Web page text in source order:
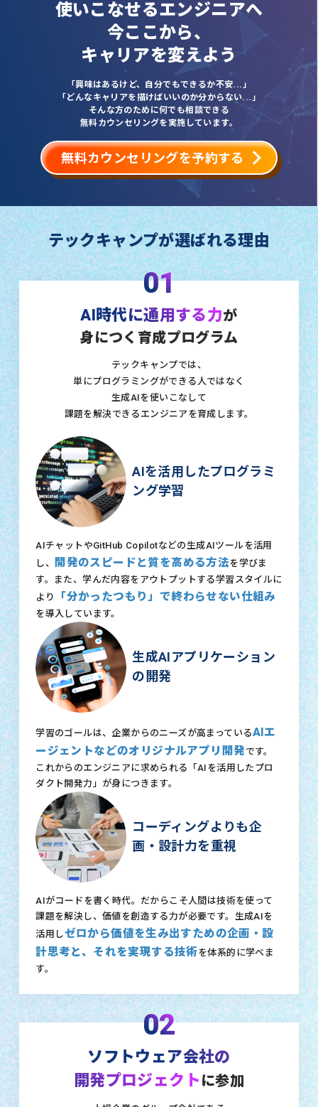
使いこなせるエンジニアへ
今ここから、
キャリアを変えよう
「興味はあるけど、自分でもできるか不安...」
「どんなキャリアを描けばいいのか分からない...」
そんな方のために何でも相談できる
無料カウンセリングを実施しています。
無料カウンセリングを予約する
テックキャンプが選ばれる理由
01
AI時代に通用する力が
身につく育成プログラム
テックキャンプでは、
単にプログラミングができる人ではなく
生成AIを使いこなして
課題を解決できるエンジニアを育成します。
AIを活用したプログラミ
ング学習
AIチャットやGitHub Copilotなどの生成AIツールを活用
し、
開発のスピードと質を高める方法を学びま
す。また、学んだ内容をアウトプットする学習スタイルに
より
「分かったつもり」で終わらせない仕組み
を導入しています。
生成AIアプリケーション
の開発
学習のゴールは、企業からのニーズが高まっているAIエ
ージェントなどのオリジナルアプリ開発です。
これからのエンジニアに求められる「AIを活用したプロ
ダクト開発力」が身につきます。
コーディングよりも企
画・設計力を重視
AIがコードを書く時代。だからこそ人間は技術を使って
課題を解決し、価値を創造する力が必要です。生成AIを
活用しゼロから価値を生み出すための企画・設
計思考と、それを実現する技術を体系的に学べま
す。
02
ソフトウェア会社の
開発プロジェクト に参加